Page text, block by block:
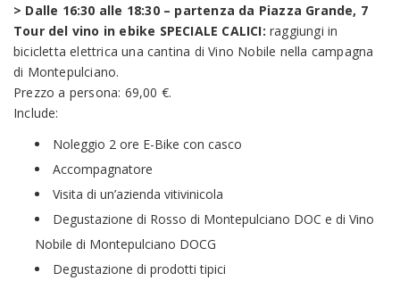
> Dalle 16:30 alle 18:30 – partenza da Piazza Grande, 7
Tour del vino in ebike SPECIALE CALICI: raggiungi in
bicicletta elettrica una cantina di Vino Nobile nella campagna
di Montepulciano.
Prezzo a persona: 69,00 €.
Include:
Noleggio 2 ore E-Bike con casco
Accompagnatore
Visita di un’azienda vitivinicola
Degustazione di Rosso di Montepulciano DOC e di Vino
Nobile di Montepulciano DOCG
Degustazione di prodotti tipici